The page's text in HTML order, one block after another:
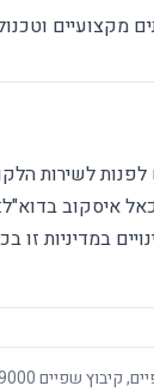
לפנות לשירות
איסקוב בדוא"ל:
במדיניות זו
טלפון: 09-9713003, פקס: 09-9713007.